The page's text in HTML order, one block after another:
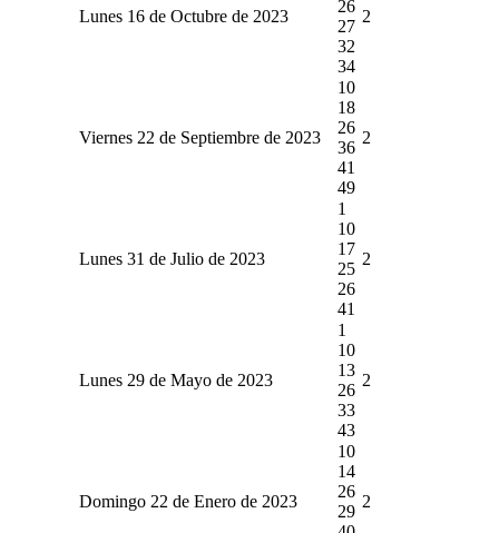
Lunes 16 de Octubre de 2023
26
27
32
34
2
Viernes 22 de Septiembre de 2023
10
18
26
36
41
49
2
Lunes 31 de Julio de 2023
1
10
17
25
26
41
2
Lunes 29 de Mayo de 2023
1
10
13
26
33
43
2
Domingo 22 de Enero de 2023
10
14
26
29
2